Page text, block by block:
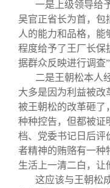
一是上级领导给
吴官正省长为首，包
人的能力和品格，能
程度给予了王厂长保
据群众反映进行调查
二是王朝松本人
大多是因为利益被
被王朝松的改革砸了
种种控告，但都被证
档、党委书记日后评
者精神的贿赂有一种
生活上一清二白，让
这应该与王朝松